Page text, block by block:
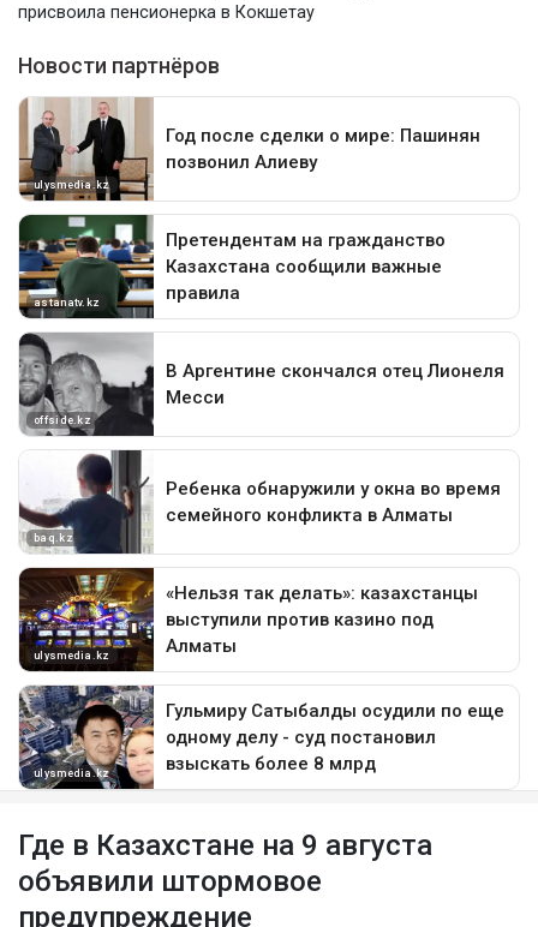
присвоила пенсионерка в Кокшетау
Где в Казахстане на 9 августа
объявили штормовое
предупреждение